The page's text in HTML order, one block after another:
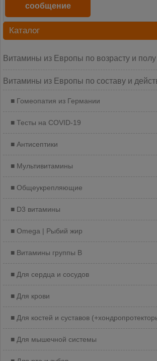
Каталог
Витамины из Европы по возрасту и полу
Витамины из Европы по составу и
Гомеопатия из Германии
Тесты на COVID-19
Антисептики
Мультивитамины
Общеукрепляющие
D3 витамины
Omega | Рыбий жир
Витамины группы B
Для сердца и сосудов
Для крови
Для костей и суставов
Для мышечной системы
сообщение